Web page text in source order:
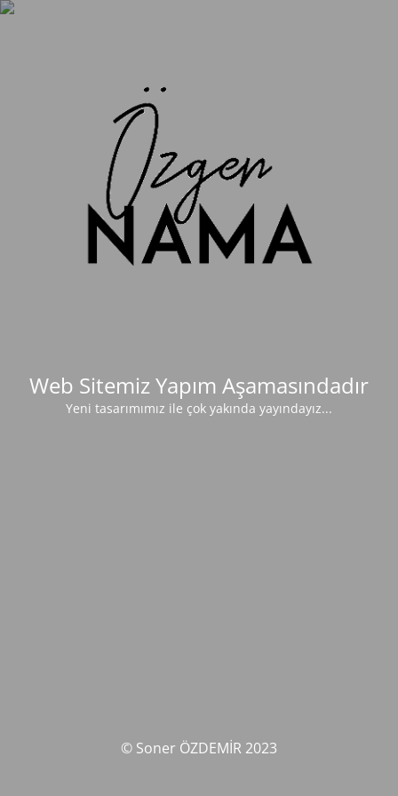
Web Sitemiz Yapım Aşamasındadır
Yeni tasarımımız ile çok yakında yayındayız...
© Soner ÖZDEMİR 2023